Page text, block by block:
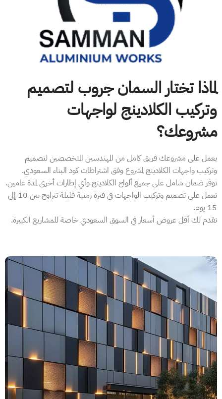
لماذا تختار السمان جروب لتصميم
وتركيب الكلادينج لواجهات
مشروعك؟
يعمل على مشروعك فريق كامل من المهندسين المتخصصين لتصميم
وتركيب واجهات الكلادينج لمشروع وفق اشتراطات كود البناء السعودي.
نوفر ضمان شامل على جميع ألواح الكلادينج وأي إطارات أخرى لمدة عامين.
نعمل على تصميم وتركيب الواجهات في فترة زمنية قليلة تتراوح بين 10 إلى
15 يوم.
نقدم لك أقل عروض أسعار في السوق السعودي خاصة للمشاريع الكبيرة.